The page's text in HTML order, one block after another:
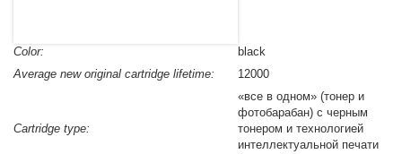
Color:
black
Average new original cartridge lifetime:
12000
Cartridge type:
«все в одном» (тонер и
фотобарабан) с черным
тонером и технологией
интеллектуальной печати